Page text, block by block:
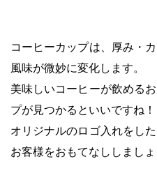
コーヒーカップは、厚み・
風味が微妙に変化します。
美味しいコーヒーが飲める
プが見つかるといいですね！
オリジナルのロゴ入れをし
お客様をおもてなししましょ